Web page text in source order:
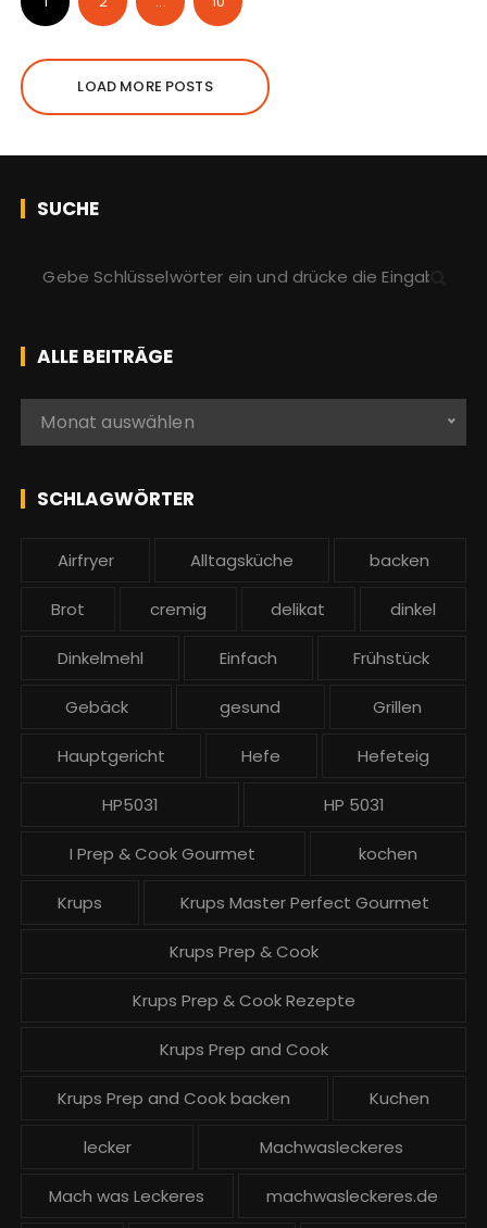
LOAD MORE POSTS
SUCHE
h
e
n
c
:
ALLE BEITRÄGE
e
Monat auswählen
SCHLAGWÖRTER
Airfryer Alltagsküche backen
Brot cremig delikat dinkel
Dinkelmehl Einfach Frühstück
Gebäck gesund Grillen
Hauptgericht Hefe Hefeteig
HP5031 HP 5031
I Prep & Cook Gourmet kochen
Krups Krups Master Perfect Gourmet
Krups Prep & Cook
Krups Prep & Cook Rezepte
Krups Prep and Cook
Krups Prep and Cook backen Kuchen
lecker Machwasleckeres
Mach was Leckeres machwasleckeres.de